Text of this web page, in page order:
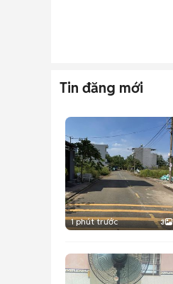
Tin đăng mới
1 phút trước 3